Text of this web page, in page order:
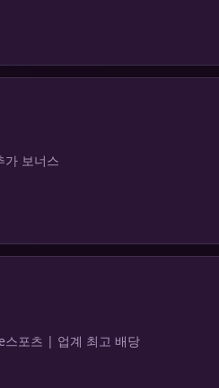
가 보너스
스포츠 | 업계 최고 배당